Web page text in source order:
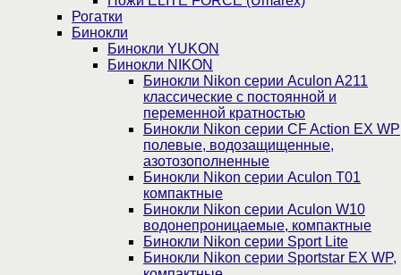
Рогатки
Бинокли
Бинокли YUKON
Бинокли NIKON
Бинокли Nikon серии Aculon A211
классические с постоянной и
переменной кратностью
Бинокли Nikon серии СF Action EX WP
полевые, водозащищенные,
азотозополненные
Бинокли Nikon серии Aculon T01
компактные
Бинокли Nikon серии Aculon W10
водонепроницаемые, компактные
Бинокли Nikon серии Sport Lite
Бинокли Nikon серии Sportstar EX WP,